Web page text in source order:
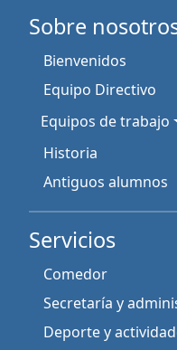
Sobre
Bienvenidos
Equipo Directivo
Equipos de trabajo
Historia
Antiguos alumnos
Servicios
Comedor
Secretaría y
Deporte y